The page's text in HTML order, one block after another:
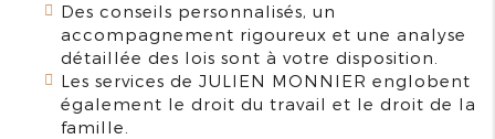
Des conseils personnalisés, un
accompagnement rigoureux et une analyse
détaillée des lois sont à votre disposition.
Les services de JULIEN MONNIER englobent
également le droit du travail et le droit de la
famille.